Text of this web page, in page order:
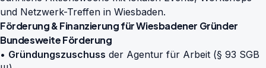
und Netzwerk-Treffen in Wiesbaden.
Förderung & Finanzierung für Wiesbadener Gründer
Bundesweite Förderung
• Gründungszuschuss der Agentur für Arbeit (§ 93 SGB